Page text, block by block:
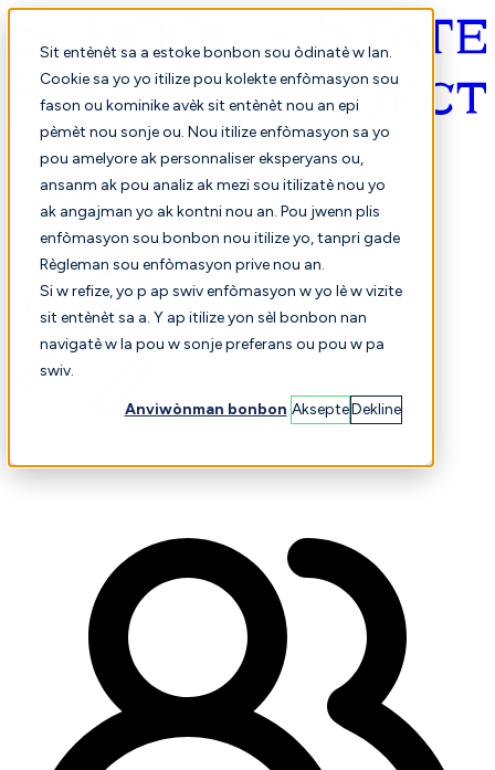
Sit entènèt sa a estoke bonbon sou òdinatè w lan.
Cookie sa yo yo itilize pou kolekte enfòmasyon sou
fason ou kominike avèk sit entènèt nou an epi
pèmèt nou sonje ou. Nou itilize enfòmasyon sa yo
pou amelyore ak personnaliser eksperyans ou,
ansanm ak pou analiz ak mezi sou itilizatè nou yo
ak angajman yo ak kontni nou an. Pou jwenn plis
enfòmasyon sou bonbon nou itilize yo, tanpri gade
Règleman sou enfòmasyon prive nou an.
Si w refize, yo p ap swiv enfòmasyon w yo lè w vizite
sit entènèt sa a. Y ap itilize yon sèl bonbon nan
navigatè w la pou w sonje preferans ou pou w pa
swiv.
Anviwònman bonbon AksepteDekline
Kreyòl ayisyen
Konparezon